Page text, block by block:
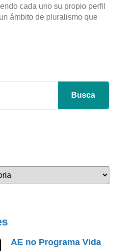
cada uno su propio perfil
ámbito de pluralismo que
Busca
AE no Programa Vida